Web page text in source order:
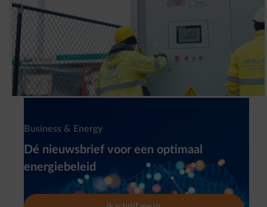
Waarom heeft G&V een slimme
batterijinstallatie (BESS) geplaatst?
Newsletter
Business & Energy
Dé nieuwsbrief voor een optimaal
energiebeleid